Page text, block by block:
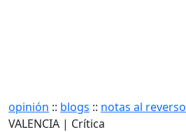
opinión :: blogs :: notas al reverso
VALENCIA | Crítica